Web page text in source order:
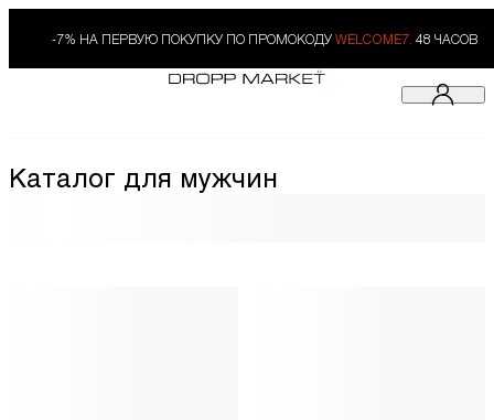
-7% НА ПЕРВУЮ ПОКУПКУ ПО ПРОМОКОДУ WELCOME7. 48 ЧАСОВ
Каталог для мужчин